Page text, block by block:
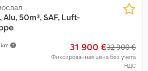
Alu, 50m³, SAF, Luft-
31 900 €32 900 €
Фиксированная цена без учета
НДС